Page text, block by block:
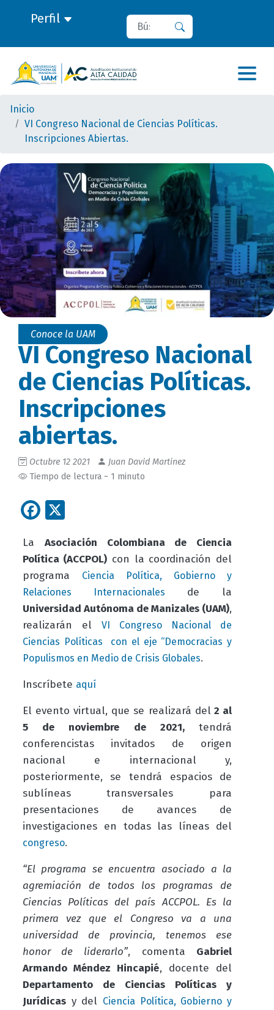
Perfil Buscar
Inicio
VI Congreso Nacional de Ciencias Políticas.
Inscripciones Abiertas.
Conoce la UAM
VI Congreso Nacional
de Ciencias Políticas.
Inscripciones
abiertas.
Octubre 12 2021
Juan David Martinez
Tiempo de lectura ~ 1 minuto
Facebook
La Asociación Colombiana de Ciencia
Política (ACCPOL) con la coordinación del
programa
Ciencia Política, Gobierno y
Relaciones Internacionales de la
Universidad Autónoma de Manizales (UAM),
realizarán el VI Congreso Nacional de
Ciencias Políticas con el eje “Democracias y
Populismos en Medio de Crisis Globales.
Inscríbete aquí
El evento virtual, que se realizará del 2 al
5 de noviembre de 2021,tendrá
conferencistas invitados de origen
nacional e internacional y,
posteriormente, se tendrá espacios de
sublíneas transversales para
presentaciones de avances de
investigaciones en todas las líneas del
congreso.
“El programa se encuentra asociado a la
agremiación de todos los programas de
Ciencias Políticas del país ACCPOL. Es la
primera vez que el Congreso va a una
universidad de provincia, tenemos ese
honor de liderarlo”, comenta Gabriel
Armando Méndez Hincapié, docente del
Departamento de Ciencias Políticas y
Jurídicasy del Ciencia Política, Gobierno y